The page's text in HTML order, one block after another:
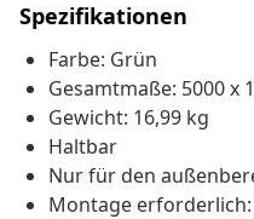
Spezifikationen
Farbe: Grün
Gesamtmaße: 5000 x
Gewicht: 16,99 kg
Haltbar
Nur für den
Montage erforderlich: